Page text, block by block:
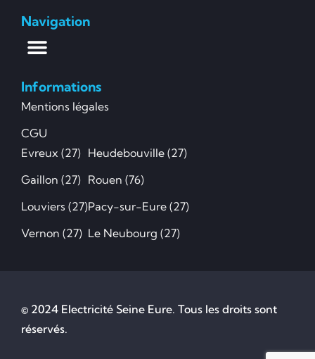
Navigation
Informations
Mentions légales
CGU
Evreux (27)
Gaillon (27)
Louviers (27)
Vernon (27)
Heudebouville (27)
Rouen (76)
Pacy-sur-Eure (27)
Le Neubourg (27)
© 2024 Electricité Seine Eure. Tous les droits sont
réservés.